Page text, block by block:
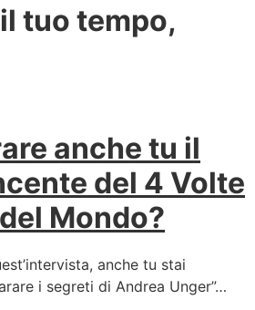
tuo tempo,
anche tu il
del 4 Volte
Mondo?
anche tu stai
i segreti di Andrea Unger”…